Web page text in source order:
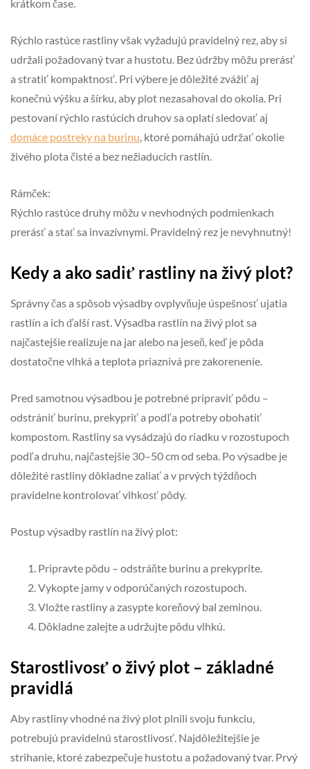
krátkom čase.
Rýchlo rastúce rastliny však vyžadujú pravidelný rez, aby si
udržali požadovaný tvar a hustotu. Bez údržby môžu prerásť
a stratiť kompaktnosť. Pri výbere je dôležité zvážiť aj
konečnú výšku a šírku, aby plot nezasahoval do okolia. Pri
pestovaní rýchlo rastúcich druhov sa oplatí sledovať aj
domáce postreky na burinu, ktoré pomáhajú udržať okolie
živého plota čisté a bez nežiaducich rastlín.
Rámček:
Rýchlo rastúce druhy môžu v nevhodných podmienkach
prerásť a stať sa invazívnymi. Pravidelný rez je nevyhnutný!
Kedy a ako sadiť rastliny na živý plot?
Správny čas a spôsob výsadby ovplyvňuje úspešnosť ujatia
rastlín a ich ďalší rast. Výsadba rastlín na živý plot sa
najčastejšie realizuje na jar alebo na jeseň, keď je pôda
dostatočne vlhká a teplota priaznivá pre zakorenenie.
Pred samotnou výsadbou je potrebné pripraviť pôdu –
odstrániť burinu, prekypriť a podľa potreby obohatiť
kompostom. Rastliny sa vysádzajú do riadku v rozostupoch
podľa druhu, najčastejšie 30–50 cm od seba. Po výsadbe je
dôležité rastliny dôkladne zaliať a v prvých týždňoch
pravidelne kontrolovať vlhkosť pôdy.
Postup výsadby rastlín na živý plot:
Pripravte pôdu – odstráňte burinu a prekyprite.
Vykopte jamy v odporúčaných rozostupoch.
Vložte rastliny a zasypte koreňový bal zeminou.
Dôkladne zalejte a udržujte pôdu vlhkú.
Starostlivosť o živý plot – základné
pravidlá
Aby rastliny vhodné na živý plot plnili svoju funkciu,
potrebujú pravidelnú starostlivosť. Najdôležitejšie je
strihanie, ktoré zabezpečuje hustotu a požadovaný tvar. Prvý